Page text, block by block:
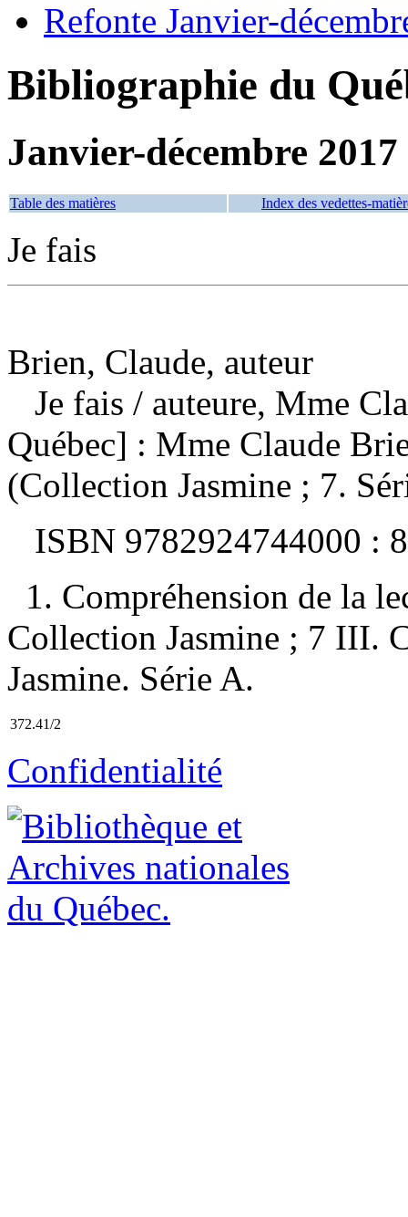
Refonte Janvier-
Bibliographie du
Janvier-décembre 2017
Table des matières Index des vedettes-
Je fais
Brien, Claude, auteur
Je fais / auteure, Mme
Québec] : Mme Claude
(Collection Jasmine ; 7.
ISBN 9782924744000 :
1. Compréhension de la
Collection Jasmine ; 7 III.
Jasmine. Série A.
372.41/2
Confidentialité